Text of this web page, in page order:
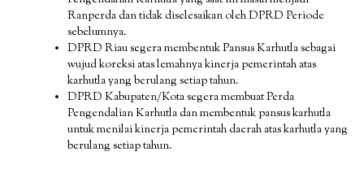
Ranperda dan tidak diselesaikan oleh DPRD Periode
sebelumnya.
DPRD Riau segera membentuk Pansus Karhutla sebagai
wujud koreksi atas lemahnya kinerja pemerintah atas
karhutla yang berulang setiap tahun.
DPRD Kabupaten/Kota segera membuat Perda
Pengendalian Karhutla dan membentuk pansus karhutla
untuk menilai kinerja pemerintah daerah atas karhutla yang
berulang setiap tahun.